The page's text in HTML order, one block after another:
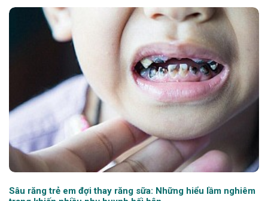
Sâu răng trẻ em đợi thay răng sữa: Những hiểu lầm nghiêm